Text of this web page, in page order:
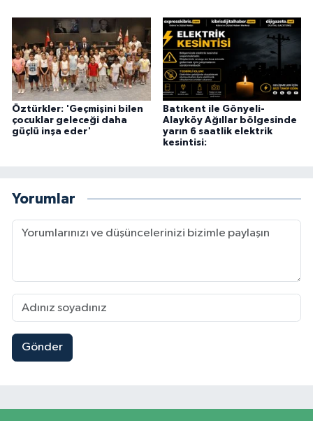
Öztürkler: 'Geçmişini bilen
çocuklar geleceği daha
güçlü inşa eder'
Batıkent ile Gönyeli-
Alayköy Ağıllar bölgesinde
yarın 6 saatlik elektrik
kesintisi:
Yorumlar
Gönder